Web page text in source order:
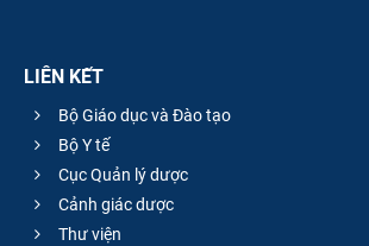
LIÊN KẾT
Bộ Giáo dục và Đào tạo
Bộ Y tế
Cục Quản lý dược
Cảnh giác dược
Thư viện